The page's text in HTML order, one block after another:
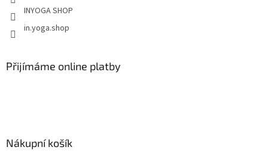
INYOGA SHOP
in.yoga.shop
Přijímáme online platby
Nákupní košík